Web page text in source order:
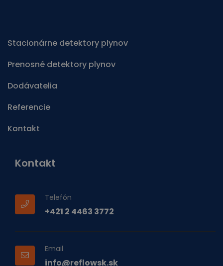
Stacionárne detektory plynov
Prenosné detektory plynov
Dodávatelia
Referencie
Kontakt
Kontakt
Telefón
+421 2 4463 3772
Email
info@reflowsk.sk